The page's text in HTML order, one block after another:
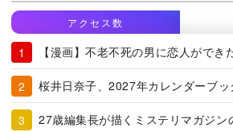
アクセス数
【漫画】不老不死の男に恋人ができ
桜井日奈子、2027年カレンダーブッ
27歳編集長が描くミステリマガジン